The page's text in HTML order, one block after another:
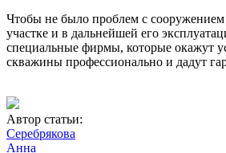
Чтобы не было проблем с
участке и в дальнейшей его
специальные фирмы, которые окажут
скважины профессионально и дадут
Автор статьи:
Серебрякова
Анна